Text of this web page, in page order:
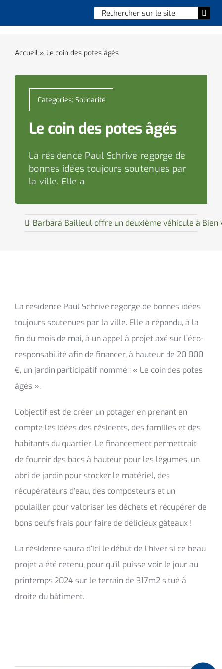
Chercher
:
Vie quotidienne
Enfance, jeunesse & sports
Culture et loisirs
Social & solidarité
Contacter le maire
Accueil» Le coin des potes âgés
Categories: Solidarité
Le coin des potes âgés
La résidence Paul Schrive regorge de
bonnes idées toujours soutenues par
la ville. Elle a
Barbara Bailleul offre un deuxième véhicule à Bien
La résidence Paul Schrive regorge de bonnes idées
toujours soutenues par la ville. Elle a répondu, à la
fin du mois de mai, à un appel à projet axé sur l’éco-
responsabilité afin de financer, à hauteur de 20 000
€, un jardin participatif nommé : « Le coin des potes
âgés ».
L’objectif est de créer un potager en prenant en
compte les idées des résidents, des familles et des
habitants du quartier. Le financement permettrait
de fournir des bacs à hauteur pour les légumes, un
abri de jardin pour stocker le matériel, des
récupérateurs d’eau, des composteurs et un
poulailler pour valoriser les déchets et récupérer de
bons oeufs frais pour faire de délicieux gâteaux !
La résidence saura d’ici le début de l’hiver si ce beau
projet a été retenu, pour qu’il puisse voir le jour au
printemps 2024 sur le terrain de 317m2 situé à
droite du bâtiment.